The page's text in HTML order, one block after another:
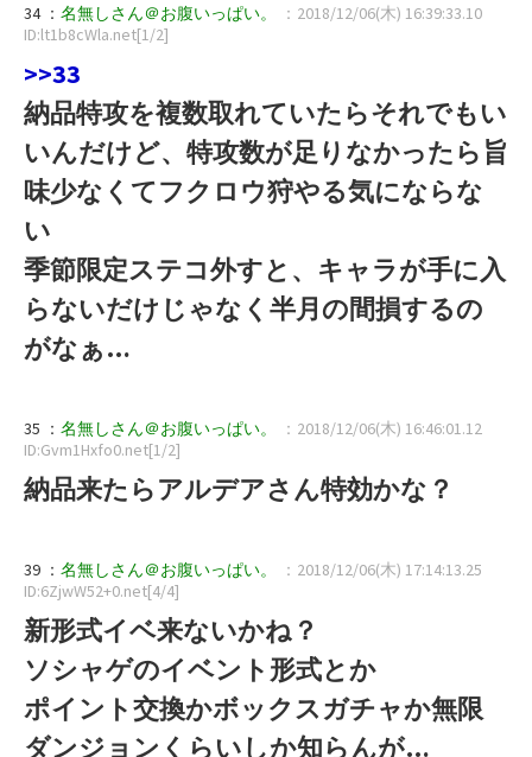
34 ： 名無しさん＠お腹いっぱい。
：2018/12/06(木) 16:39:33.10
ID:lt1b8cWla.net[1/2]
>>33
納品特攻を複数取れていたらそれでもい
いんだけど、特攻数が足りなかったら旨
味少なくてフクロウ狩やる気にならな
い
季節限定ステコ外すと、キャラが手に入
らないだけじゃなく半月の間損するの
がなぁ…
35 ： 名無しさん＠お腹いっぱい。
：2018/12/06(木) 16:46:01.12
ID:Gvm1Hxfo0.net[1/2]
納品来たらアルデアさん特効かな？
39 ： 名無しさん＠お腹いっぱい。
：2018/12/06(木) 17:14:13.25
ID:6ZjwW52+0.net[4/4]
新形式イベ来ないかね？
ソシャゲのイベント形式とか
ポイント交換かボックスガチャか無限
ダンジョンくらいしか知らんが…